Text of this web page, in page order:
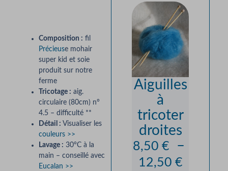
Composition : fil
Précieuse mohair
super kid et soie
produit sur notre
ferme
Tricotage : aig.
circulaire (80cm) n°
4.5 – difficulté **
Détail : Visualiser les
couleurs >>
Lavage : 30°C à la
main – conseillé avec
Eucalan >>
Aiguilles
à
tricoter
droites
8,50 € –
12,50 €